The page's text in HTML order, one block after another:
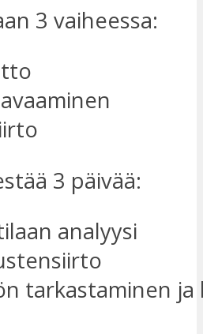
3 vaiheessa:
3 päivää:
analyysi
tarkastaminen